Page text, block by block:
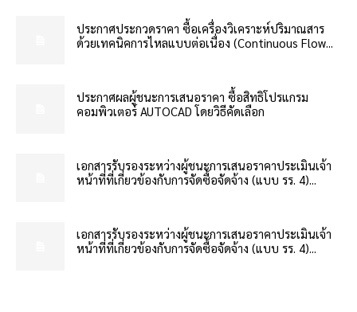
ประกาศประกวดราคา ซื้อเครื่องวิเคราะห์ปริมาณสาร
ด้วยเทคนิคการไหลแบบต่อเนื่อง (Continuous Flow...
ประกาศผลผู้ชนะการเสนอราคา ซื้อสิทธิโปรแกรม
คอมพิวเตอร์ AUTOCAD โดยวิธีคัดเลือก
เอกสารรับรองระหว่างผู้ชนะการเสนอราคาประเมินเจ้า
หน้าที่ที่เกี่ยวข้องกับการจัดซื้อจัดจ้าง (แบบ รร. 4)...
เอกสารรับรองระหว่างผู้ชนะการเสนอราคาประเมินเจ้า
หน้าที่ที่เกี่ยวข้องกับการจัดซื้อจัดจ้าง (แบบ รร. 4)...